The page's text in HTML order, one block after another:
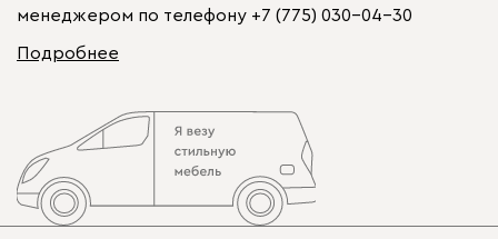
менеджером по телефону +7 (775) 030-04-30
Подробнее